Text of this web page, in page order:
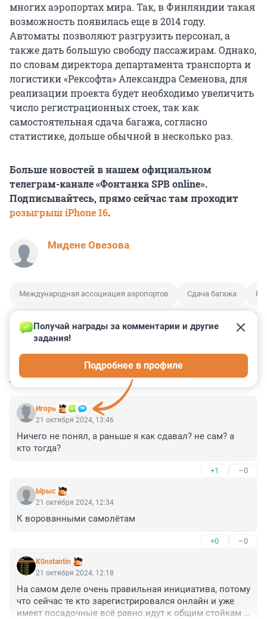
многих аэропортах мира. Так, в Финляндии такая
возможность появилась еще в 2014 году.
Автоматы позволяют разгрузить персонал, а
также дать большую свободу пассажирам. Однако,
по словам директора департамента транспорта и
логистики «Рексофта» Александра Семенова, для
реализации проекта будет необходимо увеличить
число регистрационных стоек, так как
самостоятельная сдача багажа, согласно
статистике, дольше обычной в несколько раз.
Больше новостей в нашем официальном
телеграм-канале «Фонтанка SPB online».
Подписывайтесь, прямо сейчас там проходит
розыгрыш iPhone 16.
Мидене Овезова
Международная ассоциация аэропортов Сдача багажа
КОММЕНТАРИИ 13
Игoрь
Получай награды за комментарии и другие
задания!
Подробнее в профиле
21 октября 2024, 13:46
Ничего не понял, а раньше я как сдавал? не сам? а
кто тогда?
+1 –0
Ырыс
21 октября 2024, 12:34
К ворованными самолётам
+0 –0
K0nstantin
21 октября 2024, 12:18
На самом деле очень правильная инициатива, потому
что сейчас те кто зарегистрировался онлайн и уже
имеет посадочные всё равно идут к общим стойкам